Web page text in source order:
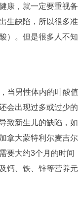
康，就一定要重视
生缺陷，所以很多
）。但是很多人不
当男性体内的叶酸
会出现过多或过少
致新生儿的缺陷，
拿大蒙特利尔麦吉
要大约3个月的时
钙、铁、锌等营养